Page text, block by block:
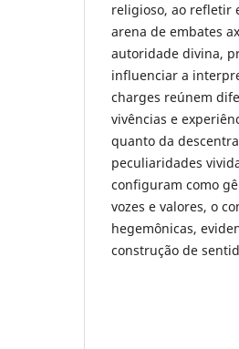
religioso, ao refletir
arena de embates
autoridade divina,
influenciar a
charges reúnem
vivências e
quanto da
peculiaridades
configuram como
vozes e valores, o
hegemônicas,
construção de